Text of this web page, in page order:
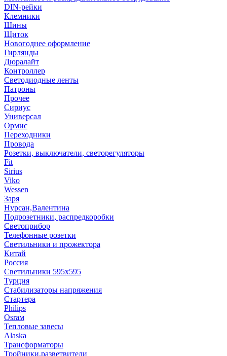
DIN-рейки
Клемники
Шины
Щиток
Новогоднее оформление
Гирлянды
Дюралайт
Контроллер
Светодиодные ленты
Патроны
Прочее
Сириус
Универсал
Ормис
Переходники
Провода
Розетки, выключатели, светорегуляторы
Fit
Sirius
Viko
Wessen
Заря
Нурсан,Валентина
Подрозетники, распредкоробки
Светоприбор
Телефонные розетки
Светильники и прожектора
Китай
Россия
Светильники 595х595
Турция
Стабилизаторы напряжения
Стартера
Philips
Оsrам
Тепловые завесы
Alaska
Трансформаторы
Тройники,разветвители